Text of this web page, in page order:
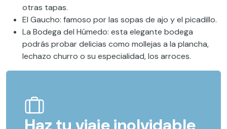
otras tapas.
El Gaucho: famoso por las sopas de ajo y el picadillo.
La Bodega del Húmedo: esta elegante bodega
podrás probar delicias como mollejas a la plancha,
lechazo churro o su especialidad, los arroces.